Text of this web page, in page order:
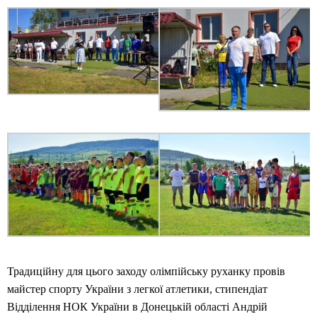
Традиційну для цього заходу олімпійську руханку провів
майстер спорту України з легкої атлетики, стипендіат
Відділення НОК України в Донецькій області Андрій